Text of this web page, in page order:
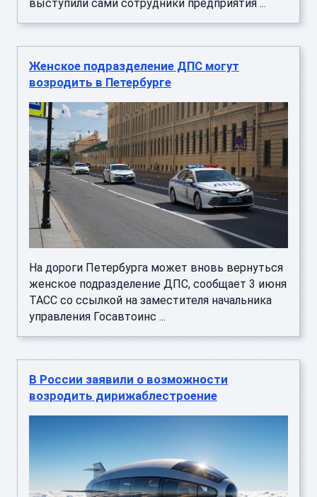
выступили сами сотрудники предприятия ...
Женское подразделение ДПС могут
возродить в Петербурге
На дороги Петербурга может вновь вернуться
женское подразделение ДПС, сообщает 3 июня
ТАСС со ссылкой на заместителя начальника
управления Госавтоинс ...
В России заявили о возможности
возродить дирижаблестроение